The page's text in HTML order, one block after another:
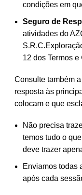
condições em
Seguro de
atividades do
12 dos Termos e
Consulte também
resposta às
colocam e que
Não precisa
temos tudo o
deve trazer
Enviamos todas
após cada